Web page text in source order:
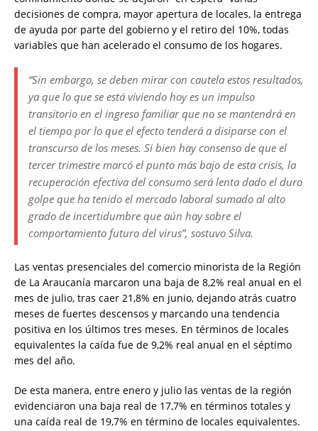
decisiones de compra, mayor apertura de locales, la entrega
de ayuda por parte del gobierno y el retiro del 10%, todas
variables que han acelerado el consumo de los hogares.
“Sin embargo, se deben mirar con cautela estos resultados,
ya que lo que se está viviendo hoy es un impulso
transitorio en el ingreso familiar que no se mantendrá en
el tiempo por lo que el efecto tenderá a disiparse con el
transcurso de los meses. Si bien hay consenso de que el
tercer trimestre marcó el punto más bajo de esta crisis, la
recuperación efectiva del consumo será lenta dado el duro
golpe que ha tenido el mercado laboral sumado al alto
grado de incertidumbre que aún hay sobre el
comportamiento futuro del virus”, sostuvo Silva.
Las ventas presenciales del comercio minorista de la Región
de La Araucanía marcaron una baja de 8,2% real anual en el
mes de julio, tras caer 21,8% en junio, dejando atrás cuatro
meses de fuertes descensos y marcando una tendencia
positiva en los últimos tres meses. En términos de locales
equivalentes la caída fue de 9,2% real anual en el séptimo
mes del año.
De esta manera, entre enero y julio las ventas de la región
evidenciaron una baja real de 17,7% en términos totales y
una caída real de 19,7% en término de locales equivalentes.